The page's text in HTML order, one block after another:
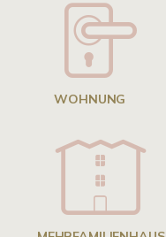
WOHNUNG